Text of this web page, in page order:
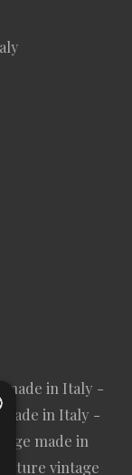
made in Italy -
in Italy -
made in
vintage